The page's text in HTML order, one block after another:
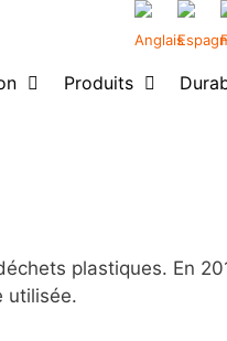
Produits
plastiques. En
utilisée.